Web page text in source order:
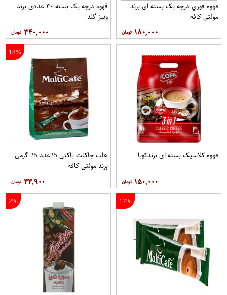
قهوه فوري درجه یک بسته ای برند
مولتي کافه
۱۸۰,۰۰۰
قهوه درجه یک بسته ۳۰ عددی برند
ونيز گلد
۳۴۰,۰۰۰
قهوه کلاسيک بسته ای برندکوپا
۱۵۰,۰۰۰
18%
هات چاکلت پاکتي 25عدد 25 گرمی
برند مولتي کافه
۴۴,۹۰۰
17%
2%